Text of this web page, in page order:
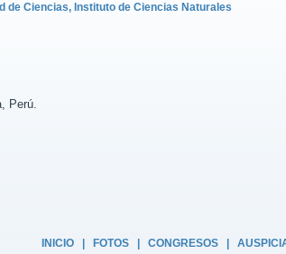
de Ciencias, Instituto de Ciencias Naturales
Perú.
INICIO FOTOS CONGRESOS